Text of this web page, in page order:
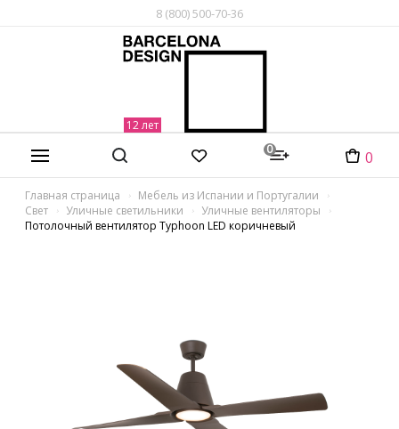
8 (800) 500-70-36
0 0
Главная страница
Мебель из Испании и Португалии
Свет
Уличные светильники
Уличные вентиляторы
Потолочный вентилятор Typhoon LED коричневый